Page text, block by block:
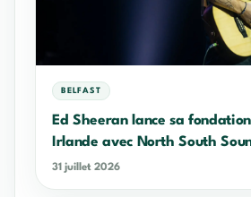
BELFAST
Ed Sheeran lance sa
Irlande avec North South
31 juillet 2026